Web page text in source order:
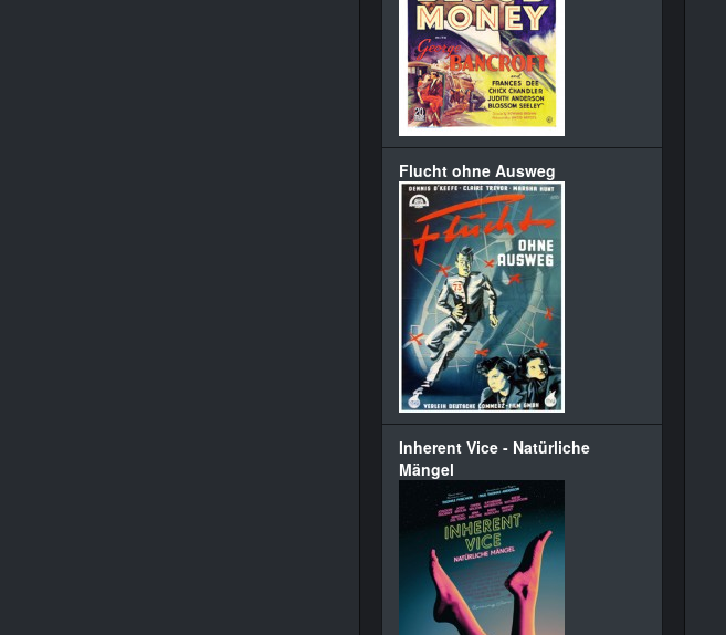
Flucht ohne Ausweg
Inherent Vice - Natürliche
Mängel